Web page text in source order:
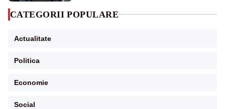
CATEGORII POPULARE
Actualitate
Politica
Economie
Social